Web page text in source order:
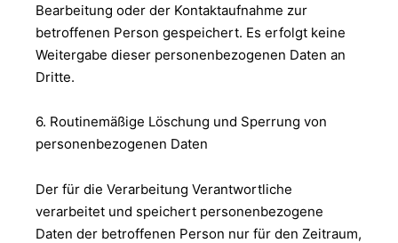
Bearbeitung oder der Kontaktaufnahme zur
betroffenen Person gespeichert. Es erfolgt keine
Weitergabe dieser personenbezogenen Daten an
Dritte.
6. Routinemäßige Löschung und Sperrung von
personenbezogenen Daten
Der für die Verarbeitung Verantwortliche
verarbeitet und speichert personenbezogene
Daten der betroffenen Person nur für den Zeitraum,